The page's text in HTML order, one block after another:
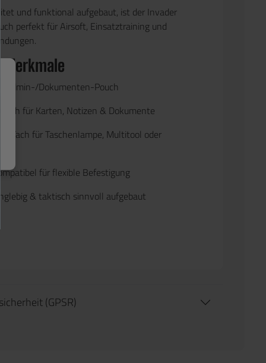
und funktional aufgebaut, ist der Invader
perfekt für Airsoft, Einsatztraining und
Merkmale
Admin-/Dokumenten-Pouch
Fach für Karten, Notizen & Dokumente
Fach für Taschenlampe, Multitool oder
für flexible Befestigung
& taktisch sinnvoll aufgebaut
(GPSR)